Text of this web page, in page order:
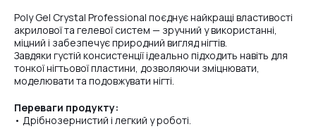
#White
#Clear
Poly Gel Crystal Professional поєднує найкращі властивості
акрилової та гелевої систем — зручний у використанні,
міцний і забезпечує природний вигляд нігтів.
Завдяки густій консистенції ідеально підходить навіть для
тонкої нігтьової пластини, дозволяючи зміцнювати,
моделювати та подовжувати нігті.
Переваги продукту:
• Дрібнозернистий і легкий у роботі.